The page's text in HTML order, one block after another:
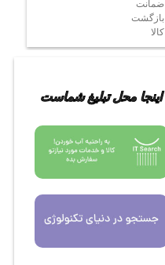
ضمانت
بازگشت
کالا
اینجا محل تبلیغ شماست